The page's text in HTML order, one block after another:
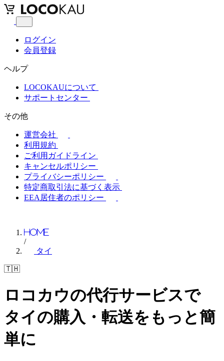
ログイン
会員登録
ヘルプ
LOCOKAUについて
サポートセンター
その他
運営会社
利用規約
ご利用ガイドライン
キャンセルポリシー
プライバシーポリシー
特定商取引法に基づく表示
EEA居住者のポリシー
Home
/
タイ
🇹🇭
ロコカウの代行サービスで
タイの購入・転送を もっと簡
単に